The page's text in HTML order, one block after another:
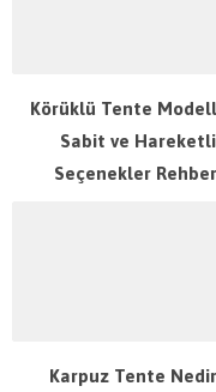
Körüklü Tente
Sabit ve Hareketli
Seçenekler
Karpuz Tente